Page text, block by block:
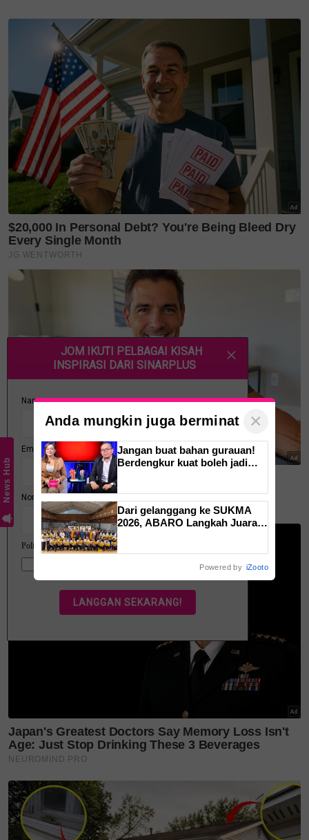
Baca juga:(VIDEO) 12 Tahun Terindah Single baharu
BCL undang air mata
Sumber:Bunga Citra Lestari,Khadijah Abdul
Rahman
Oleh: Norhasliza Mohd Shafi
Layari portalSinarPlus
untuk info terkini dan
bermanfaat!
Jangan lupa follow kami
diTwitter,Instagram,YouTube&Tiktok SinarPlus.
Join grup Telegram kamiDI SINI untuk info dan
kisah penuh inspirasi
Layari portal SinarPlus untuk info terkini dan bermanfaat!
Jangan lupa follow kami diFacebook
TikTok . Join grup
untuk info dan kisah penuh inspirasi
Jangan lupa dapatkan promosi istimewa
MAKANAN
yang kini sudah berada di 37
cawangan KK Super Mart terpilih di Shah Alam atau beli
secara online di platformShopee Karangkraf Mall sekarang
Bunga Citra Lestari
BCL
Teruskan membaca
News Hub
Anda mungkin juga berminat ×
Jangan buat bahan gurauan!
Berdengkur kuat boleh jadi
OSA
Dari gelanggang ke SUKMA
2026, ABARO Langkah Juara
Powered by iZooto